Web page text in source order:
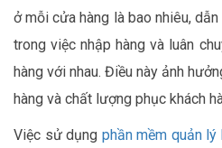
ở mỗi cửa hàng là bao nhiêu,
trong việc nhập hàng và luân
hàng với nhau. Điều này ảnh
hàng và chất lượng phục khách
Việc sử dụng phần mềm quản lý